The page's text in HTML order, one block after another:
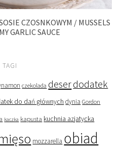
CZOSNKOWYM / MUSSELS
GARLIC SAUCE
TAGI
czekolada deserdodatek
do dań głównych dynia Gordon
kaczka kapusta kuchnia azjatycka
mozzarella obiad